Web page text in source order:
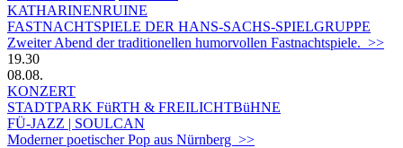
KATHARINENRUINE
FASTNACHTSPIELE DER HANS-SACHS-SPIELGRUPPE
Zweiter Abend der traditionellen humorvollen Fastnachtspiele. >>
19.30
08.08.
KONZERT
STADTPARK FüRTH & FREILICHTBüHNE
FÜ-JAZZ | SOULCAN
Moderner poetischer Pop aus Nürnberg >>